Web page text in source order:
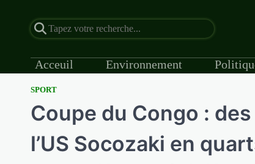
Acceuil Environnement
SPORT
Coupe du Congo :
l’US Socozaki en